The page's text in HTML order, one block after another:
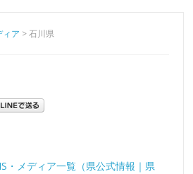
ィア >石川県
・メディア一覧（県公式情報｜県